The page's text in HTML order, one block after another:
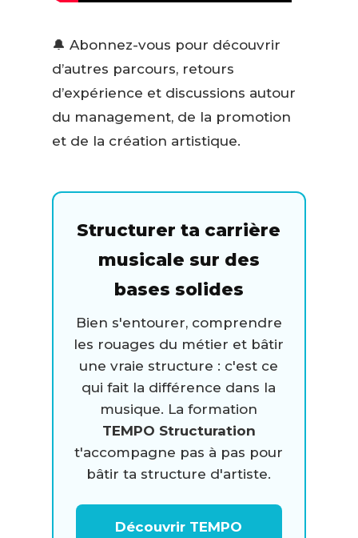
🔔 Abonnez-vous pour découvrir
d’autres parcours, retours
d’expérience et discussions autour
du management, de la promotion
et de la création artistique.
Structurer ta carrière
musicale sur des
bases solides
Bien s'entourer, comprendre
les rouages du métier et bâtir
une vraie structure : c'est ce
qui fait la différence dans la
musique. La formation
TEMPO Structuration
t'accompagne pas à pas pour
bâtir ta structure d'artiste.
Découvrir TEMPO